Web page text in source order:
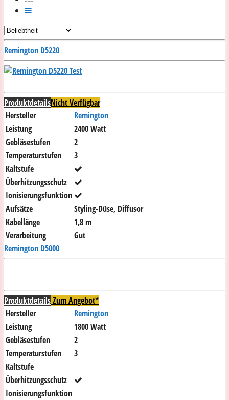
Remington D5220
ProduktdetailsNicht Verfügbar
Hersteller
Remington
Leistung
2400 Watt
Gebläsestufen
2
Temperaturstufen
3
Kaltstufe
Überhitzungsschutz
Ionisierungsfunktion
Aufsätze
Styling-Düse, Diffusor
Kabellänge
1,8 m
Verarbeitung
Gut
Remington D5000
ProduktdetailsZum Angebot*
Hersteller
Remington
Leistung
1800 Watt
Gebläsestufen
2
Temperaturstufen
3
Kaltstufe
Überhitzungsschutz
Ionisierungsfunktion